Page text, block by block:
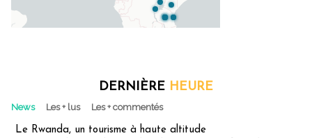
DERNIÈRE HEURE
News Les + lus Les + commentés
Le Rwanda, un tourisme à haute altitude